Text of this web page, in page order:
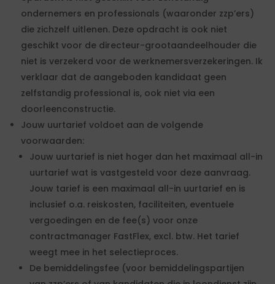
ondernemers en professionals (waaronder zzp’ers)
die zichzelf uitlenen. Deze opdracht is ook niet
geschikt voor de directeur-grootaandeelhouder die
niet is verzekerd voor de werknemersverzekeringen. Ik
verklaar dat de aangeboden kandidaat geen
zelfstandig professional is, ook niet via een
doorleenconstructie.
Jouw uurtarief voldoet aan de volgende
voorwaarden:
Jouw uurtarief is niet hoger dan het maximaal all-in
uurtarief wat is vastgesteld voor deze aanvraag.
Jouw tarief is een maximaal all-in uurtarief en is
inclusief o.a. reiskosten, faciliteiten, eventuele
vergoedingen en de fee(s) voor onze
contractmanager FastFlex, excl. btw. Het tarief
weegt mee in het selectieproces.
De bemiddelingsfee (voor bemiddelingspartijen